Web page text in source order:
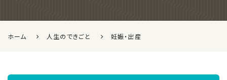
ホーム 人生のできごと 妊娠・出産